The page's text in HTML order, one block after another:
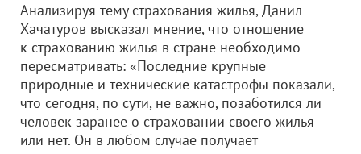
Анализируя тему страхования жилья, Данил
Хачатуров высказал мнение, что отношение
к страхованию жилья в стране необходимо
пересматривать: «Последние крупные
природные и технические катастрофы показали,
что сегодня, по сути, не важно, позаботился ли
человек заранее о страховании своего жилья
или нет. Он в любом случае получает